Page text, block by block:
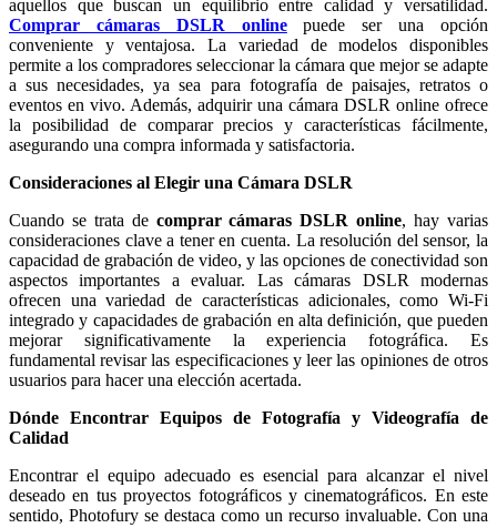
aquellos que buscan un equilibrio entre calidad y versatilidad.
Comprar cámaras DSLR onlinepuede ser una opción
conveniente y ventajosa. La variedad de modelos disponibles
permite a los compradores seleccionar la cámara que mejor se adapte
a sus necesidades, ya sea para fotografía de paisajes, retratos o
eventos en vivo. Además, adquirir una cámara DSLR online ofrece
la posibilidad de comparar precios y características fácilmente,
asegurando una compra informada y satisfactoria.
Consideraciones al Elegir una Cámara DSLR
Cuando se trata de comprar cámaras DSLR online, hay varias
consideraciones clave a tener en cuenta. La resolución del sensor, la
capacidad de grabación de video, y las opciones de conectividad son
aspectos importantes a evaluar. Las cámaras DSLR modernas
ofrecen una variedad de características adicionales, como Wi-Fi
integrado y capacidades de grabación en alta definición, que pueden
mejorar significativamente la experiencia fotográfica. Es
fundamental revisar las especificaciones y leer las opiniones de otros
usuarios para hacer una elección acertada.
Dónde Encontrar Equipos de Fotografía y Videografía de
Calidad
Encontrar el equipo adecuado es esencial para alcanzar el nivel
deseado en tus proyectos fotográficos y cinematográficos. En este
sentido, Photofury se destaca como un recurso invaluable. Con una